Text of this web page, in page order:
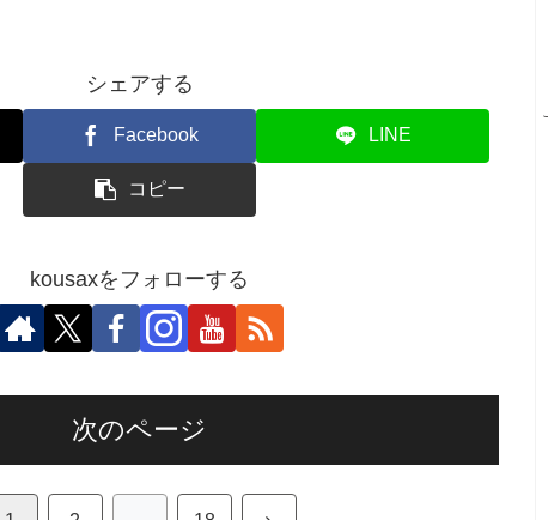
シェアする
Facebook LINE
コピー
kousaxをフォローする
次のページ